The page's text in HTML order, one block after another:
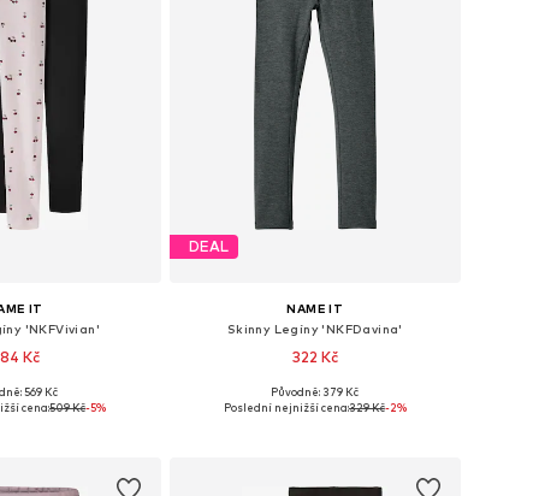
IT
'NKFVivian'
Kč
velikostech
569 Kč
cena:509 Kč-5%
DEAL
NAME IT
Skinny Legíny 'NKFDavina'
322 Kč
+7
Dostupné v mnoha velikostech
Původně: 379 Kč
Poslední nejnižší cena:329 Kč-2%